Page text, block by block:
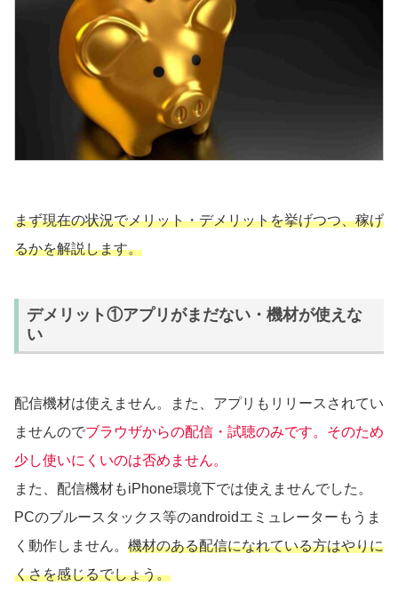
まず現在の状況でメリット・デメリットを挙げつつ、稼げ
るかを解説します。
デメリット①アプリがまだない・機材が使えな
い
配信機材は使えません。また、アプリもリリースされてい
ませんのでブラウザからの配信・試聴のみです。そのため
少し使いにくいのは否めません。
また、配信機材もiPhone環境下では使えませんでした。
PCのブルースタックス等のandroidエミュレーターもうま
く動作しません。 機材のある配信になれている方はやりに
くさを感じるでしょう。